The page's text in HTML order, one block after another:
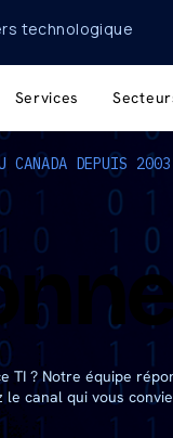
technologique
Services
CANADA DEPUIS 2003
TI ? Notre équipe
le canal qui vous